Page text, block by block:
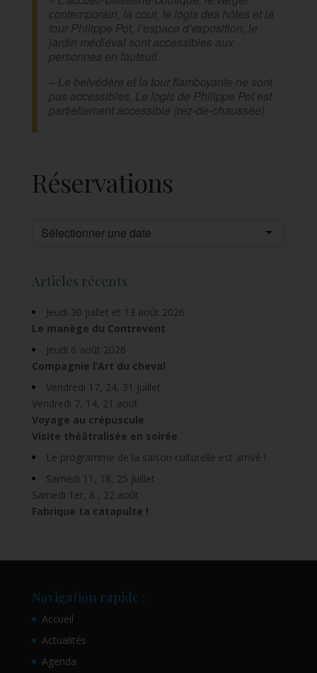
contemporain, la cour, le logis des hôtes et la
tour Philippe Pot, l’espace d’exposition, le
jardin médiéval sont accessibles aux
personnes en fauteuil.
– Le belvédère et la tour flamboyante ne sont
pas accessibles. Le logis de Philippe Pot est
partiellement accessible (rez-de-chaussée).
Réservations
Sélectionner une date
Articles récents
Jeudi 30 juillet et 13 août 2026
Le manège du Contrevent
Jeudi 6 août 2026
Compagnie l’Art du cheval
Vendredi 17, 24, 31 juillet
Vendredi 7, 14, 21 août
Voyage au crépuscule
Visite théâtralisée en soirée
Le programme de la saison culturelle est arrivé !
Samedi 11, 18, 25 juillet
Samedi 1er, 8 , 22 août
Fabrique ta catapulte !
Navigation rapide :
Accueil
Actualités
Agenda